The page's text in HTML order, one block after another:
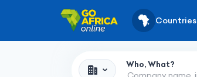
Countries
Who, What?